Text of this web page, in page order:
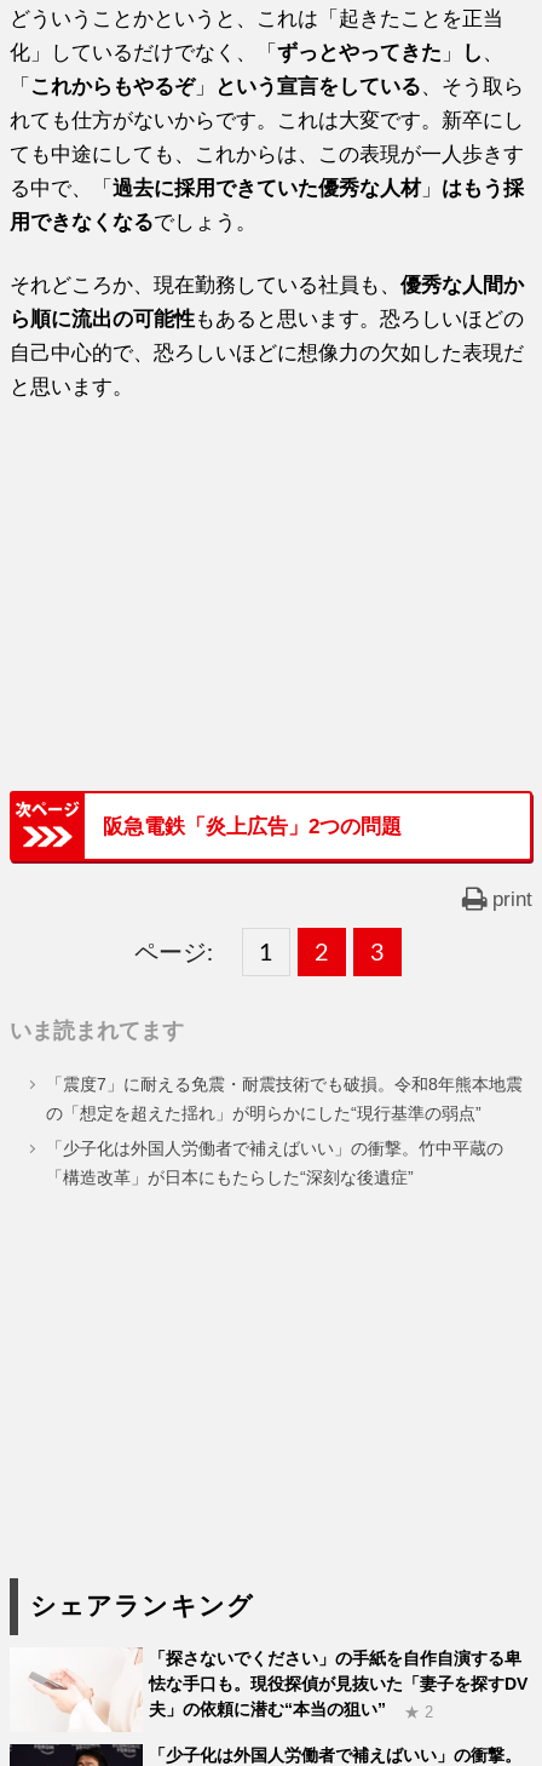
どういうことかというと、これは「起きたことを正当
化」しているだけでなく、「ずっとやってきた 」 し 、
「 これからもやるぞ」 という宣言をしている、そう取ら
れても仕方がないからです。これは大変です。新卒にし
ても中途にしても、これからは、この表現が一人歩きす
る中で、「過去に採用できていた優秀な人材」 はもう採
用できなくなるでしょう。
それどころか、現在勤務している社員も、優秀な人間か
ら順に流出の可能性もあると思います。恐ろしいほどの
自己中心的で、恐ろしいほどに想像力の欠如した表現だ
と思います。
阪急電鉄「炎上広告」2つの問題
print
ページ:
固
ー
ジ
1 ,
固
ー
ジ
2 ,
固
ー
ジ
3
いま読まれてます
「震度7」に耐える免震・耐震技術でも破損。令和8年熊本地震
の「想定を超えた揺れ」が明らかにした“現行基準の弱点”
「少子化は外国人労働者で補えばいい」の衝撃。竹中平蔵の
「構造改革」が日本にもたらした“深刻な後遺症”
シェアランキング
「探さないでください」の手紙を自作自演する卑
怯な手口も。現役探偵が見抜いた「妻子を探すDV
夫」の依頼に潜む“本当の狙い”
★ 2
「少子化は外国人労働者で補えばいい」の衝撃。